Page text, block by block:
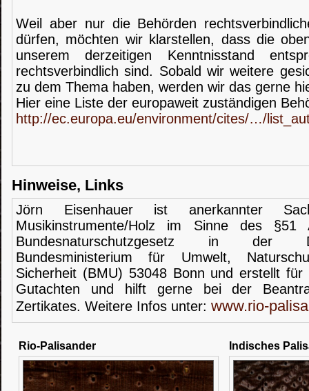
Weil aber nur die Behörden
dürfen, möchten wir klarstellen, dass die
unserem derzeitigen Kenntnisstand
rechtsverbindlich sind. Sobald wir weitere
zu dem Thema haben, werden wir das gerne
Hier eine Liste der europaweit zuständigen
http://ec.europa.eu/environment/cites/…/
Hinweise, Links
Jörn Eisenhauer ist anerkannter
Musikinstrumente/Holz im Sinne des
Bundesnaturschutzgesetz in der
Bundesministerium für Umwelt,
Sicherheit (BMU) 53048 Bonn und erstellt für
Gutachten und hilft gerne bei der
Zertikates. Weitere Infos unter: www.rio-
Rio-Palisander Indisches